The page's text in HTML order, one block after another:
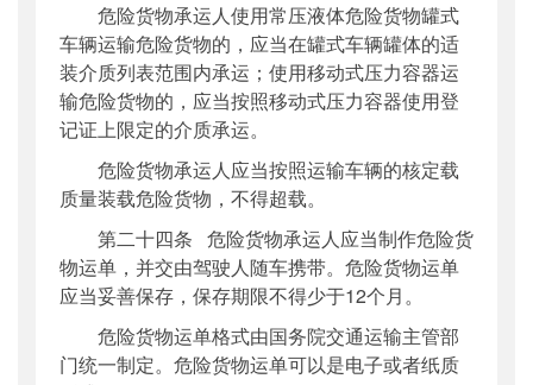
危险货物承运人使用常压液体危险货物罐式
车辆运输危险货物的，应当在罐式车辆罐体的适
装介质列表范围内承运；使用移动式压力容器运
输危险货物的，应当按照移动式压力容器使用登
记证上限定的介质承运。
危险货物承运人应当按照运输车辆的核定载
质量装载危险货物，不得超载。
第二十四条 危险货物承运人应当制作危险货
物运单，并交由驾驶人随车携带。危险货物运单
应当妥善保存，保存期限不得少于12个月。
危险货物运单格式由国务院交通运输主管部
门统一制定。危险货物运单可以是电子或者纸质